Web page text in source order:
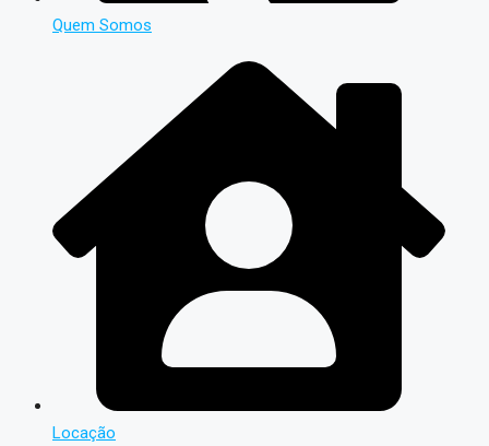
Quem Somos
Locação